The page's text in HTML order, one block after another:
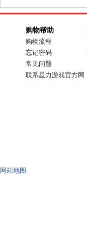
购物帮助
购物流程
忘记密码
常见问题
联系星力游戏官方网
网站地图